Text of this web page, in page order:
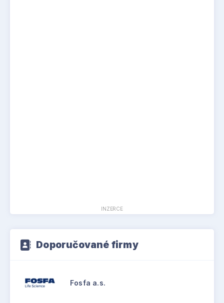
INZERCE
Doporučované firmy
Fosfa a.s.